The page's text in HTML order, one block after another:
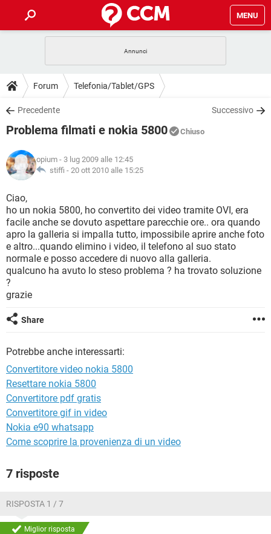
MENU
INTRATTENIMENTO ANDROID
iOS
INSTAGRAM WHATSAPP
TIKTOK
HARDWARE
GUIDE
COVID-19 GAMING
INSTAGRAM
TIKTOK
HARDWARE
DOWNLOAD
COVID-19 GAMING
INTRATTENIMENTO
iOS
INSTAGRAM
TIKTOK FACEBOOK
HARDWARE
COVID-19
INTRATTENIMENTO
iOS
INSTAGRAM WHATSAPP
TIKTOK FACEBOOK
HARDWARE
GLOSSARIO
COVID-19
INTRATTENIMENTO ANDROID
iOS WINDOWS 10
INSTAGRAM WHATSAPP
TIKTOK FACEBOOK
HARDWARE
Forum Telefonia/Tablet/GPS
Precedente Successivo
Problema filmati e nokia 5800 Chiuso
opium - 3 lug 2009 alle 12:45
stiffi - 20 ott 2010 alle 15:25
Ciao,
ho un nokia 5800, ho convertito dei video tramite OVI, era
facile anche se dovuto aspettare parecchie ore.. ora quando
apro la galleria si impalla tutto, impossibile aprire anche foto
e altro...quando elimino i video, il telefono al suo stato
normale e posso accedere di nuovo alla galleria.
qualcuno ha avuto lo steso problema ? ha trovato soluzione
?
grazie
Share
Potrebbe anche interessarti:
Convertitore video nokia 5800
Resettare nokia 5800
Convertitore pdf gratis
Convertitore gif in video
Nokia e90 whatsapp
Come scoprire la provenienza di un video
7 risposte
RISPOSTA 1 / 7
Miglior risposta